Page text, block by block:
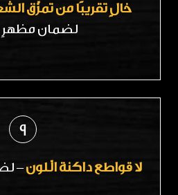
خالٍ تقريبًا من تمزّق
لضمان مظهرٍ
9
لا قواطع داكنة الّلون–